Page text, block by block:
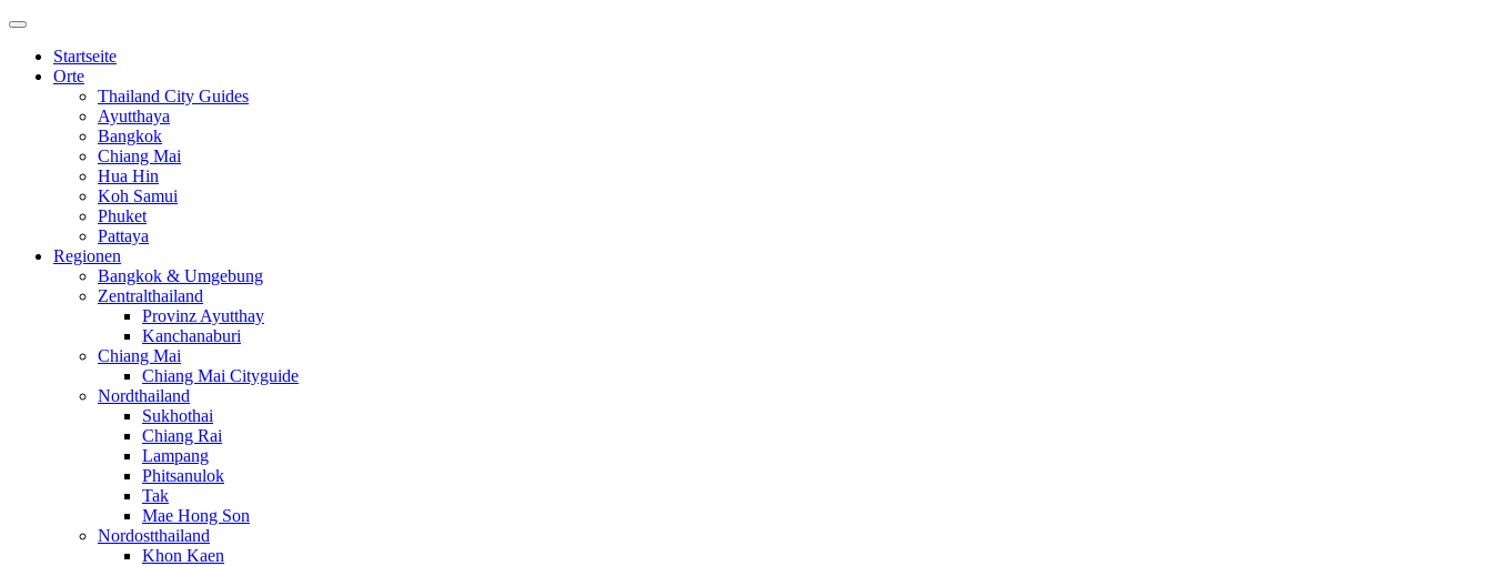
Startseite
Orte
Thailand City Guides
Ayutthaya
Bangkok
Chiang Mai
Hua Hin
Koh Samui
Phuket
Pattaya
Regionen
Bangkok & Umgebung
Zentralthailand
Provinz Ayutthay
Kanchanaburi
Chiang Mai
Chiang Mai Cityguide
Nordthailand
Sukhothai
Chiang Rai
Lampang
Phitsanulok
Tak
Mae Hong Son
Nordostthailand
Khon Kaen